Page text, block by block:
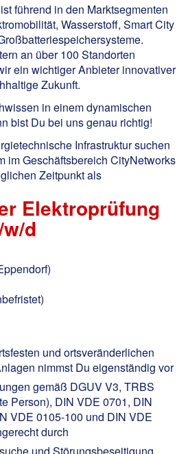
ist führend in den Marktsegmenten
Wasserstoff, Smart City
an über 100 Standorten
ein wichtiger Anbieter innovativer
Zukunft.
in einem dynamischen
bist Du bei uns genau richtig!
Infrastruktur suchen
im Geschäftsbereich CityNetworks
Zeitpunkt als
Elektroprüfung
d
und ortsveränderlichen
nimmst Du eigenständig vor
gemäß DGUV V3, TRBS
Person), DIN VDE 0701, DIN
VDE 0105-100 und DIN VDE
durch
und Störungsbeseitigung